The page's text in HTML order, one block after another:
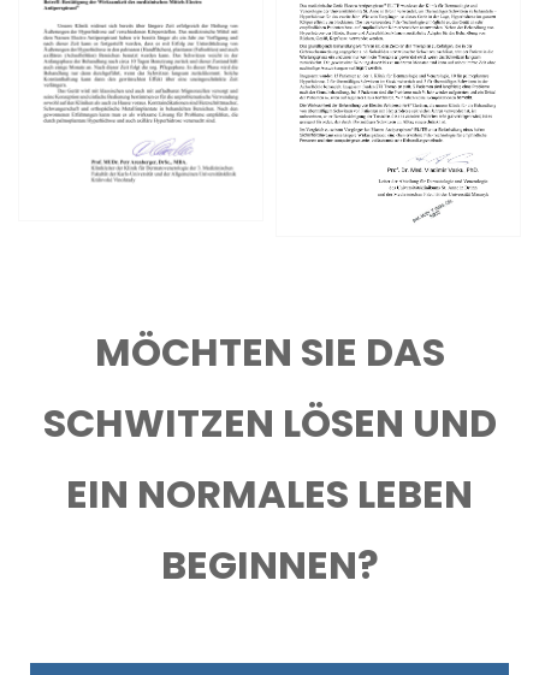
MÖCHTEN SIE DAS
SCHWITZEN LÖSEN UND
EIN NORMALES LEBEN
BEGINNEN?